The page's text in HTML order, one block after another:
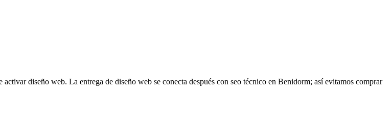
diseño web. La entrega de diseño web se conecta después con seo técnico en Benidorm; así evitamos comprar